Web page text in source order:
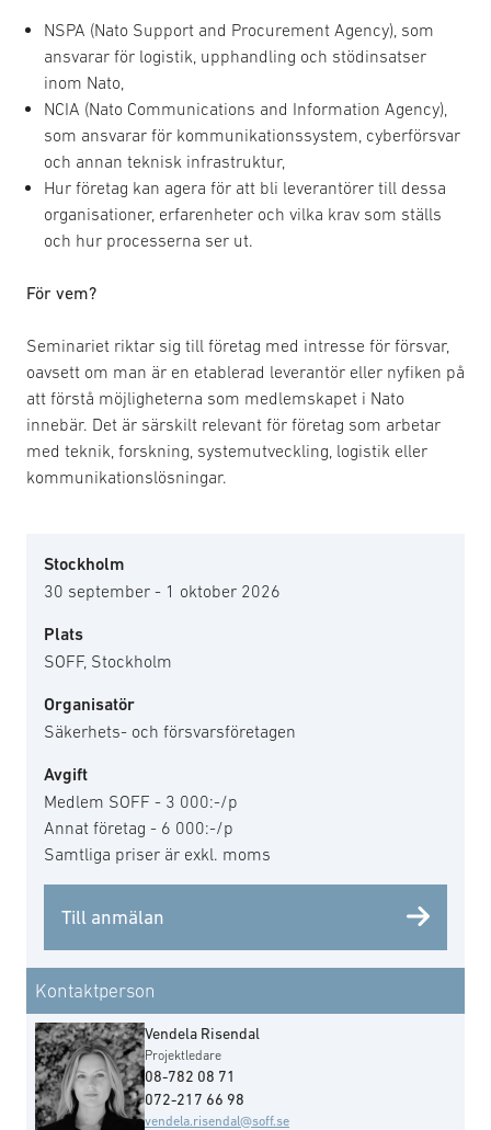
NSPA (Nato Support and Procurement Agency), som
ansvarar för logistik, upphandling och stödinsatser
inom Nato,
NCIA (Nato Communications and Information Agency),
som ansvarar för kommunikationssystem, cyberförsvar
och annan teknisk infrastruktur,
Hur företag kan agera för att bli leverantörer till dessa
organisationer, erfarenheter och vilka krav som ställs
och hur processerna ser ut.
För vem?
Seminariet riktar sig till företag med intresse för försvar,
oavsett om man är en etablerad leverantör eller nyfiken på
att förstå möjligheterna som medlemskapet i Nato
innebär. Det är särskilt relevant för företag som arbetar
med teknik, forskning, systemutveckling, logistik eller
kommunikationslösningar.
Stockholm
30 september - 1 oktober 2026
Plats
SOFF, Stockholm
Organisatör
Säkerhets- och försvarsföretagen
Avgift
Medlem SOFF - 3 000:-/p
Annat företag - 6 000:-/p
Samtliga priser är exkl. moms
Till anmälan
Kontaktperson
Vendela Risendal
Projektledare
08-782 08 71
072-217 66 98
vendela.risendal@soff.se